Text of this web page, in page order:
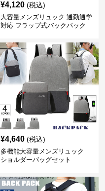
¥4,120 (税込)
大容量メンズリュック 通勤通学
対応 フラップ式バックパック
¥4,640 (税込)
多機能大容量メンズリュック
ショルダーバッグセット